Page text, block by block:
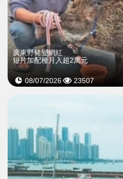
廣東野豬變網紅
短片加配種月入超2萬元
08/07/2026 23507